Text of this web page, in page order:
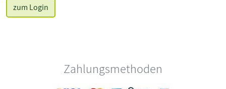
zum Login
Zahlungsmethoden